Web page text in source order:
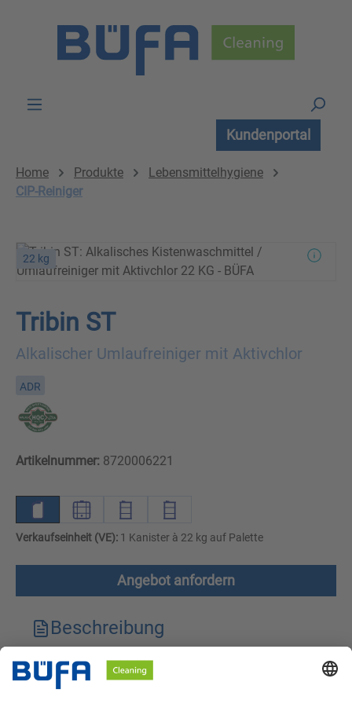
Kundenportal
Home Produkte
Lebensmittelhygiene
CIP-Reiniger
22 kg
Tribin ST
Alkalischer Umlaufreiniger mit Aktivchlor
ADR
Artikelnummer: 8720006221
Verkaufseinheit (VE): 1 Kanister à 22 kg auf Palette
Angebot anfordern
Beschreibung
Technische Merkmale